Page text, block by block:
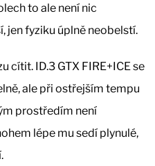
to ale není nic
jen fyziku úplně neobelstí.
cítit. ID.3 GTX FIRE+ICE se
ale při ostřejším tempu
prostředím není
lépe mu sedí plynulé,